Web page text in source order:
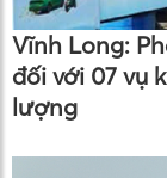
Vĩnh Long:
đối với 07 vụ
lượng